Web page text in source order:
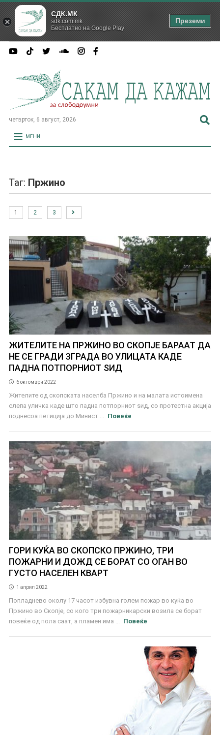
четврток, 6 август, 2026
МЕНИ
Таг: Пржино
1 2 3
ЖИТЕЛИТЕ НА ПРЖИНО ВО СКОПЈЕ БАРААТ ДА
НЕ СЕ ГРАДИ ЗГРАДА ВО УЛИЦАТА КАДЕ
ПАДНА ПОТПОРНИОТ ЅИД
6 октомври 2022
Жителите од скопската населба Пржино и на малата истоимена
слепа уличка каде што падна потпорниот ѕид, со протестна акција
поднесоа петиција до Минист ...
Повеќе
ГОРИ КУЌА ВО СКОПСКО ПРЖИНО, ТРИ
ПОЖАРНИ И ДОЖД СЕ БОРАТ СО ОГАН ВО
ГУСТО НАСЕЛЕН КВАРТ
1 април 2022
Попладнево околу 17 часот избувна голем пожар во куќа во
Пржино во Скопје, со кого три пожарникарски возила се борат
повеќе од пола саат, а пламен има ...
Повеќе
СДК.МК
sdk.com.mk
Бесплатно на Google Play
Преземи